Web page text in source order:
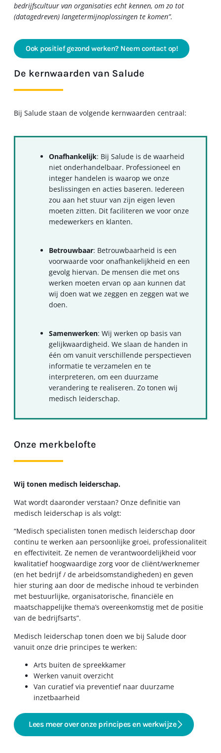
bedrijfscultuur van organisaties echt kennen, om zo tot
(datagedreven) langetermijnoplossingen te komen”.
Ook positief gezond werken? Neem contact op!
De kernwaarden van Salude
Bij Salude staan de volgende kernwaarden centraal:
Onafhankelijk: Bij Salude is de waarheid
niet onderhandelbaar. Professioneel en
integer handelen is waarop we onze
beslissingen en acties baseren. Iedereen
zou aan het stuur van zijn eigen leven
moeten zitten. Dit faciliteren we voor onze
medewerkers en klanten.
Betrouwbaar: Betrouwbaarheid is een
voorwaarde voor onafhankelijkheid en een
gevolg hiervan. De mensen die met ons
werken moeten ervan op aan kunnen dat
wij doen wat we zeggen en zeggen wat we
doen.
Samenwerken: Wij werken op basis van
gelijkwaardigheid. We slaan de handen in
één om vanuit verschillende perspectieven
informatie te verzamelen en te
interpreteren, om een duurzame
verandering te realiseren. Zo tonen wij
medisch leiderschap.
Onze merkbelofte
Wij tonen medisch leiderschap.
Wat wordt daaronder verstaan? Onze definitie van
medisch leiderschap is als volgt:
“Medisch specialisten tonen medisch leiderschap door
continu te werken aan persoonlijke groei, professionaliteit
en effectiviteit. Ze nemen de verantwoordelijkheid voor
kwalitatief hoogwaardige zorg voor de cliënt/werknemer
(en het bedrijf / de arbeidsomstandigheden) en geven
hier sturing aan door de medische inhoud te verbinden
met bestuurlijke, organisatorische, financiële en
maatschappelijke thema’s overeenkomstig met de positie
van de bedrijfsarts”.
Medisch leiderschap tonen doen we bij Salude door
vanuit onze drie principes te werken:
Arts buiten de spreekkamer
Werken vanuit overzicht
Van curatief via preventief naar duurzame
inzetbaarheid
Lees meer over onze principes en werkwijze